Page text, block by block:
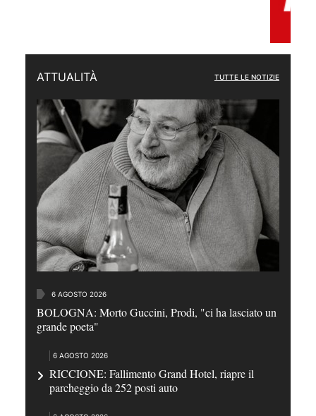
ATTUALITÀ TUTTE LE NOTIZIE
6 AGOSTO 2026
BOLOGNA: Morto Guccini, Prodi, "ci ha lasciato un
grande poeta"
6 AGOSTO 2026
RICCIONE: Fallimento Grand Hotel, riapre il
parcheggio da 252 posti auto